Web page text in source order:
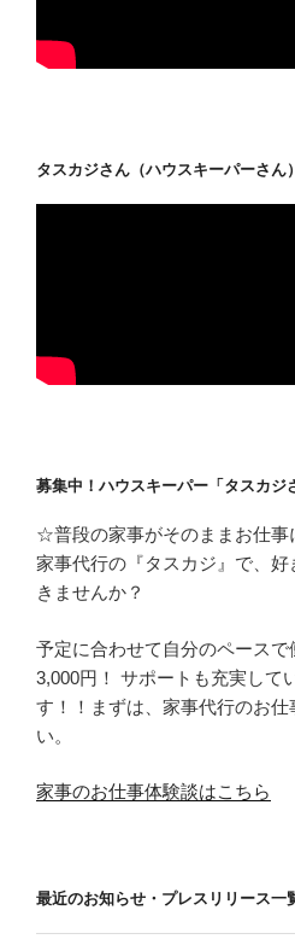
タスカジさん（ハウスキーパーさん
募集中！ハウスキーパー「タスカジ
☆普段の家事がそのままお仕
家事代行の『タスカジ』で、
きませんか？
予定に合わせて自分のペースで
3,000円！ サポートも充実して
す！！まずは、家事代行のお仕
い。
家事のお仕事体験談はこちら
最近のお知らせ・プレスリリース一